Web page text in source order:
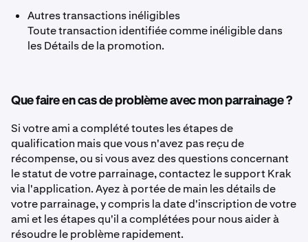
Autres transactions inéligibles
Toute transaction identifiée comme inéligible dans
les Détails de la promotion.
Que faire en cas de problème avec mon parrainage ?
Si votre ami a complété toutes les étapes de
qualification mais que vous n'avez pas reçu de
récompense, ou si vous avez des questions concernant
le statut de votre parrainage, contactez le support Krak
via l'application. Ayez à portée de main les détails de
votre parrainage, y compris la date d'inscription de votre
ami et les étapes qu'il a complétées pour nous aider à
résoudre le problème rapidement.